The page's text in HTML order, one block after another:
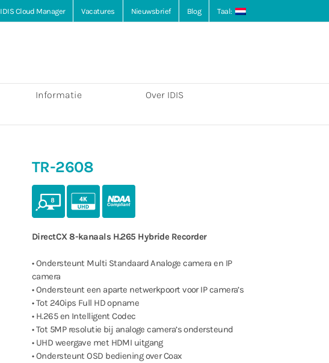
IDIS Cloud Manager Vacatures Nieuwsbrief Blog Taal:
Informatie Over IDIS
TR-2608
DirectCX 8-kanaals H.265 Hybride Recorder
• Ondersteunt Multi Standaard Analoge camera en IP
camera
• Ondersteunt een aparte netwerkpoort voor IP camera’s
• Tot 240ips Full HD opname
• H.265 en Intelligent Codec
• Tot 5MP resolutie bij analoge camera’s ondersteund
• UHD weergave met HDMI uitgang
• Ondersteunt OSD bediening over Coax